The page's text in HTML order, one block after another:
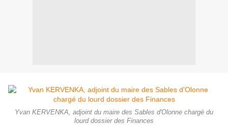
Yvan KERVENKA, adjoint du maire des Sables d'Olonne chargé du
lourd dossier des Finances